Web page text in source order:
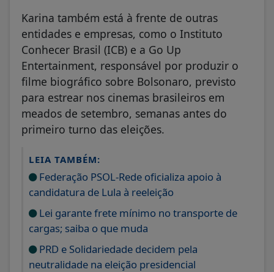
Karina também está à frente de outras
entidades e empresas, como o Instituto
Conhecer Brasil (ICB) e a Go Up
Entertainment, responsável por produzir o
filme biográfico sobre Bolsonaro, previsto
para estrear nos cinemas brasileiros em
meados de setembro, semanas antes do
primeiro turno das eleições.
LEIA TAMBÉM:
Federação PSOL-Rede oficializa apoio à
candidatura de Lula à reeleição
Lei garante frete mínimo no transporte de
cargas; saiba o que muda
PRD e Solidariedade decidem pela
neutralidade na eleição presidencial